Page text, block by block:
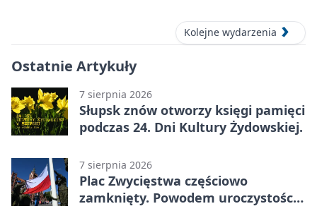
Kolejne wydarzenia
Ostatnie Artykuły
7 sierpnia 2026
Słupsk znów otworzy księgi pamięci
podczas 24. Dni Kultury Żydowskiej.
7 sierpnia 2026
Plac Zwycięstwa częściowo
zamknięty. Powodem uroczystości